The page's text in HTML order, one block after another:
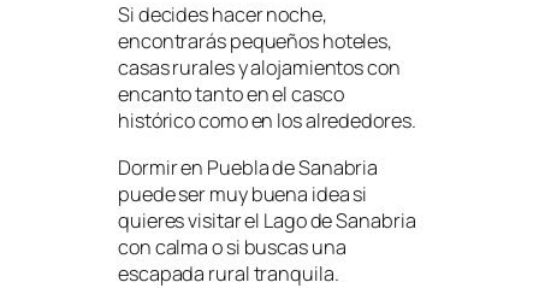
Si decides hacer noche,
encontrarás pequeños hoteles,
casas rurales y alojamientos con
encanto tanto en el casco
histórico como en los alrededores.
Dormir en Puebla de Sanabria
puede ser muy buena idea si
quieres visitar el Lago de Sanabria
con calma o si buscas una
escapada rural tranquila.